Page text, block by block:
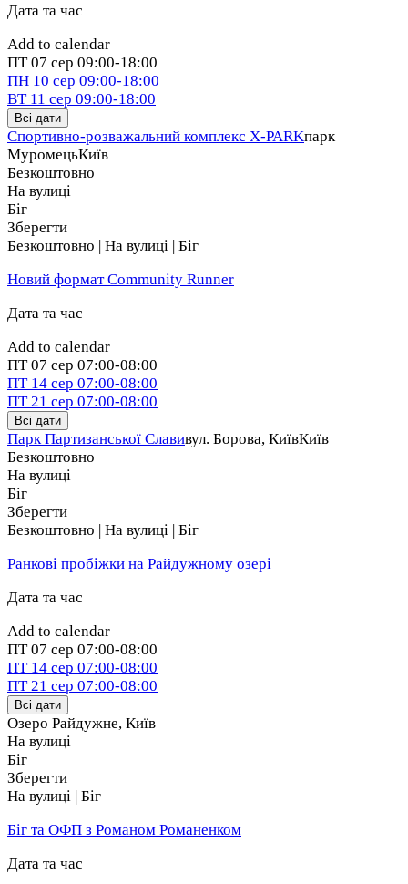
Дата та час
Add to calendar
ПТ 07 сер 09:00-18:00
ПН 10 сер 09:00-18:00
ВТ 11 сер 09:00-18:00
Всі дати
Спортивно-розважальний комплекс X-PARKпарк
МуромецьКиїв
Безкоштовно
На вулиці
Біг
Зберегти
Безкоштовно | На вулиці | Біг
Новий формат Community Runner
Дата та час
Add to calendar
ПТ 07 сер 07:00-08:00
ПТ 14 сер 07:00-08:00
ПТ 21 сер 07:00-08:00
Всі дати
Парк Партизанської Славивул. Борова, КиївКиїв
Безкоштовно
На вулиці
Біг
Зберегти
Безкоштовно | На вулиці | Біг
Ранкові пробіжки на Райдужному озері
Дата та час
Add to calendar
ПТ 07 сер 07:00-08:00
ПТ 14 сер 07:00-08:00
ПТ 21 сер 07:00-08:00
Всі дати
Озеро Райдужне, Київ
На вулиці
Біг
Зберегти
На вулиці | Біг
Біг та ОФП з Романом Романенком
Дата та час